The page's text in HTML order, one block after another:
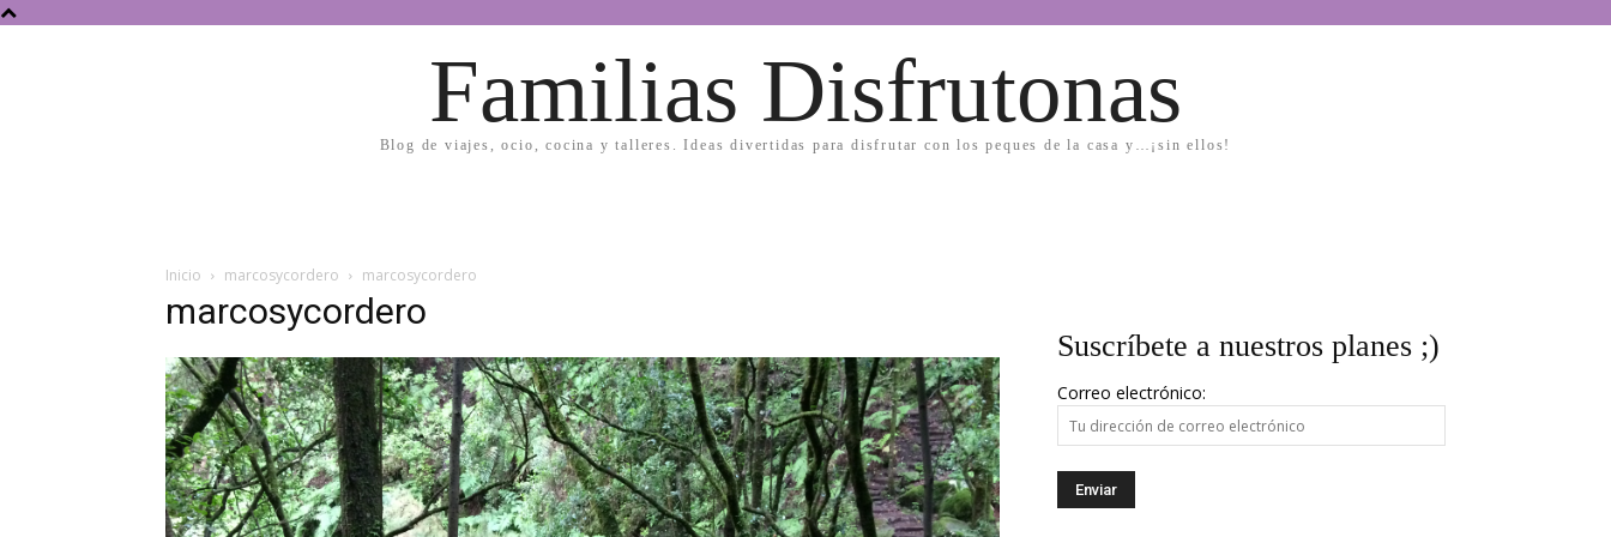
Familias Disfrutonas
Blog de viajes, ocio, cocina y talleres. Ideas divertidas para disfrutar con los peques de la casa y…¡sin ellos!
Inicio marcosycordero marcosycordero
marcosycordero
Suscríbete a nuestros planes ;)
Correo electrónico: